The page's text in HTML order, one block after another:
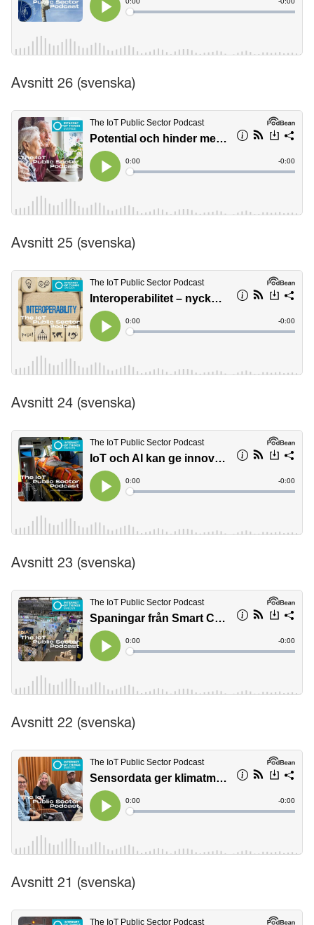
Avsnitt 26 (svenska)
Avsnitt 25 (svenska)
Avsnitt 24 (svenska)
Avsnitt 23 (svenska)
Avsnitt 22 (svenska)
Avsnitt 21 (svenska)